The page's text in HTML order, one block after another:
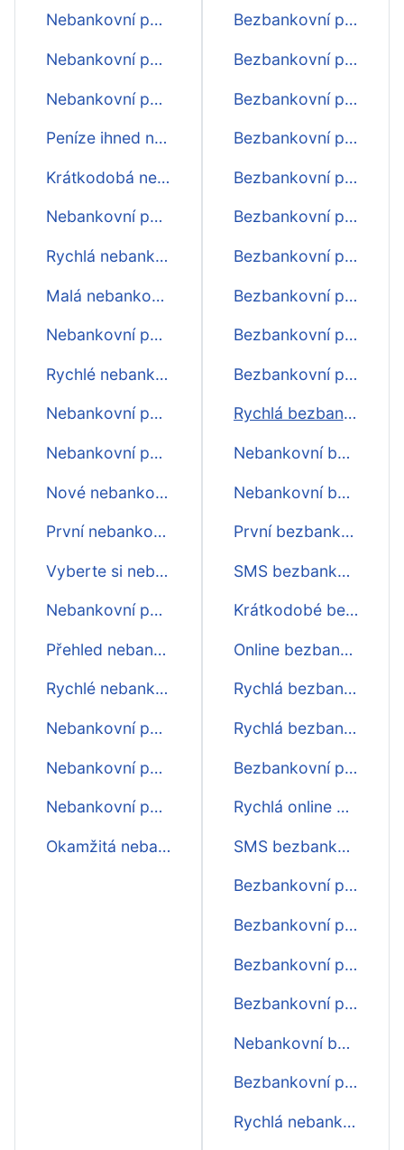
Nebankovní půjčka 3 000 Kč
Nebankovní půjčka 4 000 Kč
Nebankovní půjčky
Peníze ihned na účtě
Krátkodobá nebankovní půjčka ihned
Nebankovní půjčka ihned na účet
Rychlá nebankovní půjčka ihned
Malá nebankovní půjčka
Nebankovní půjčky do výplaty
Rychlé nebankovní půjčky
Nebankovní půjčky fintil
Nebankovní půjčky vzum
Nové nebankovní půjčky
První nebankovní půjčka zdarma
Vyberte si nebankovní půjčku
Nebankovní půjčka ihned na ruku
Přehled nebankovních půjček
Rychlé nebankovní půjčky před výplatou
Nebankovní půjčky bez doložení příjmu
Nebankovní půjčky před výplatou
Nebankovní půjčka na op
Okamžitá nebankovní půjčka
Bezbankovní půjčka online ihned
Bezbankovní půjčka online
Bezbankovní půjčka ihned zdarma
Bezbankovní půjčka na cokoliv
Bezbankovní půjčka ihned na bankovní účet
Bezbankovní půjčka rychle
Bezbankovní půjčka nonstop
Bezbankovní půjčka na účet ihned
Bezbankovní půjčka na OP
Bezbankovní půjčka na 30 dní
Rychlá bezbankovní půjčka
Nebankovní bezbankovní půjčka
Nebankovní bezbankovní půjčka ihned
První bezbankovní půjčka zdarma
SMS bezbankovní půjčka
Krátkodobé bezbankovní půjčky
Online bezbankovní půjčka ihned na účet
Rychlá bezbankovní půjčka před výplatou
Rychlá bezbankovní půjčka do výplaty
Bezbankovní půjčka online ihned na účet nonstop
Rychlá online bezbankovní půjčka
SMS bezbankovní půjčka ihned
Bezbankovní půjčka na účet ještě dnes
Bezbankovní peníze ihned na účet
Bezbankovní půjčka online ihned na účet
Bezbankovní půjčka o víkendu ihned na účet
Nebankovní bezbankovní půjčka ihned na účet
Bezbankovní půjčky do výplaty první zdarma
Rychlá nebankovní bezbankovní půjčka